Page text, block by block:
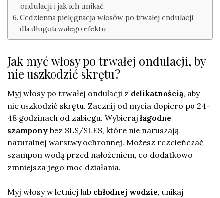
ondulacji i jak ich unikać
Codzienna pielęgnacja włosów po trwałej ondulacji
dla długotrwałego efektu
Jak myć włosy po trwałej ondulacji, by
nie uszkodzić skrętu?
Myj włosy po trwałej ondulacji z delikatnością, aby
nie uszkodzić skrętu. Zacznij od mycia dopiero po 24-
48 godzinach od zabiegu. Wybieraj łagodne
szampony bez SLS/SLES, które nie naruszają
naturalnej warstwy ochronnej. Możesz rozcieńczać
szampon wodą przed nałożeniem, co dodatkowo
zmniejsza jego moc działania.
Myj włosy w letniej lub chłodnej wodzie, unikaj